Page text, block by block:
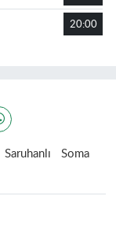
20:00
Saruhanlı
Soma